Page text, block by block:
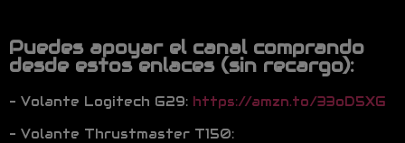
Puedes apoyar el canal comprando
desde estos enlaces (sin recargo):
– Volante Logitech G29: https://amzn.to/33oD5XG
– Volante Thrustmaster T150: